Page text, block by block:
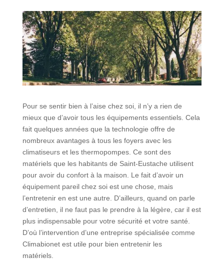
Pour se sentir bien à l’aise chez soi, il n’y a rien de
mieux que d’avoir tous les équipements essentiels. Cela
fait quelques années que la technologie offre de
nombreux avantages à tous les foyers avec les
climatiseurs et les thermopompes. Ce sont des
matériels que les habitants de Saint-Eustache utilisent
pour avoir du confort à la maison. Le fait d’avoir un
équipement pareil chez soi est une chose, mais
l’entretenir en est une autre. D’ailleurs, quand on parle
d’entretien, il ne faut pas le prendre à la légère, car il est
plus indispensable pour votre sécurité et votre santé.
D’où l’intervention d’une entreprise spécialisée comme
Climabionet est utile pour bien entretenir les
matériels.